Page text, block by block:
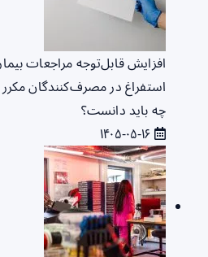
افزایش قابل‌توجه مراجعات
استفراغ در مصرف‌کنندگان مکرر
چه باید دانست؟